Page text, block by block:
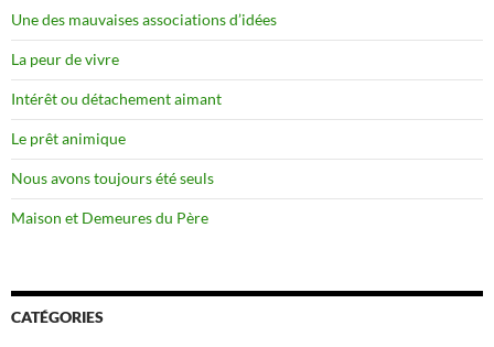
Une des mauvaises associations d’idées
La peur de vivre
Intérêt ou détachement aimant
Le prêt animique
Nous avons toujours été seuls
Maison et Demeures du Père
CATÉGORIES